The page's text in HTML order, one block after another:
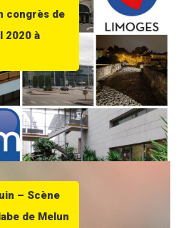
congrès de
2020 à
– Scène
de Melun